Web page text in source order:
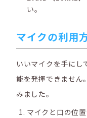
い。
マイクの利用
いいマイクを手にし
能を発揮できません
みました。
マイクと口の位